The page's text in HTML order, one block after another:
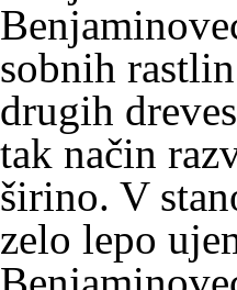
sobnih
drugih
tak način
širino. V
zelo lepo